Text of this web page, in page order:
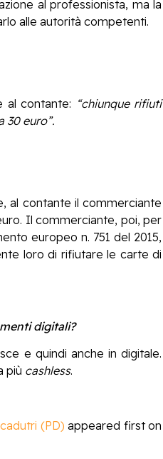
al professionista, ma la
alle autorità competenti.
al contante: “chiunque rifiuti
30 euro”.
al contante il commerciante
Il commerciante, poi, per
europeo n. 751 del 2015,
loro di rifiutare le carte di
digitali?
e quindi anche in digitale.
più cashless.
(PD) appeared first on